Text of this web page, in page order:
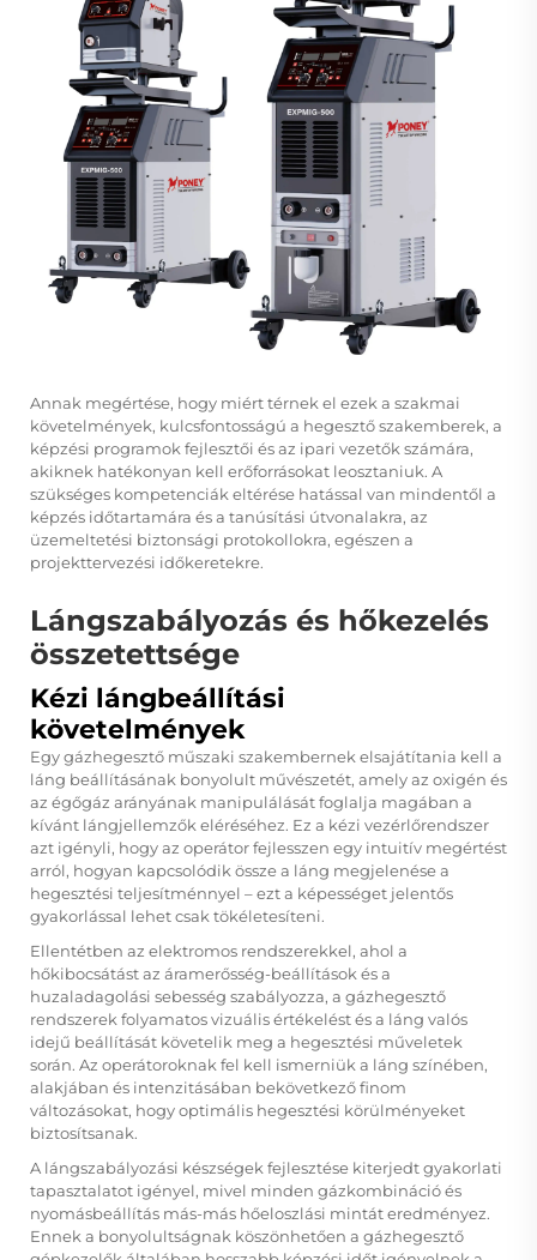
Annak megértése, hogy miért térnek el ezek a szakmai
követelmények, kulcsfontosságú a hegesztő szakemberek, a
képzési programok fejlesztői és az ipari vezetők számára,
akiknek hatékonyan kell erőforrásokat leosztaniuk. A
szükséges kompetenciák eltérése hatással van mindentől a
képzés időtartamára és a tanúsítási útvonalakra, az
üzemeltetési biztonsági protokollokra, egészen a
projekttervezési időkeretekre.
Lángszabályozás és hőkezelés
összetettsége
Kézi lángbeállítási
követelmények
Egy gázhegesztő műszaki szakembernek elsajátítania kell a
láng beállításának bonyolult művészetét, amely az oxigén és
az égőgáz arányának manipulálását foglalja magában a
kívánt lángjellemzők eléréséhez. Ez a kézi vezérlőrendszer
azt igényli, hogy az operátor fejlesszen egy intuitív megértést
arról, hogyan kapcsolódik össze a láng megjelenése a
hegesztési teljesítménnyel – ezt a képességet jelentős
gyakorlással lehet csak tökéletesíteni.
Ellentétben az elektromos rendszerekkel, ahol a
hőkibocsátást az áramerősség-beállítások és a
huzaladagolási sebesség szabályozza, a gázhegesztő
rendszerek folyamatos vizuális értékelést és a láng valós
idejű beállítását követelik meg a hegesztési műveletek
során. Az operátoroknak fel kell ismerniük a láng színében,
alakjában és intenzitásában bekövetkező finom
változásokat, hogy optimális hegesztési körülményeket
biztosítsanak.
A lángszabályozási készségek fejlesztése kiterjedt gyakorlati
tapasztalatot igényel, mivel minden gázkombináció és
nyomásbeállítás más-más hőeloszlási mintát eredményez.
Ennek a bonyolultságnak köszönhetően a gázhegesztő